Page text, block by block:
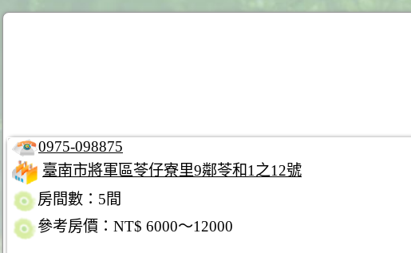
0975-098875
臺南市將軍區苓仔寮里9鄰苓和1之12號
房間數：5間
參考房價：NT$ 6000～12000